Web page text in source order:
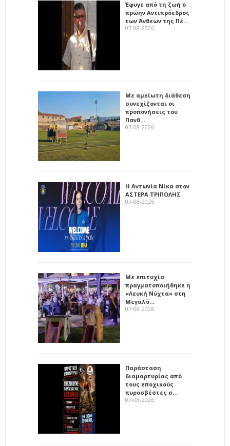
Έφυγε από τη ζωή ο
πρώην Αντιπρόεδρος
των Άνθεων της Πέ…
07-08-2026
Με αμείωτη διάθεση
συνεχίζονται οι
προπονήσεις του
Πανθ…
07-08-2026
Η Αντωνία Νίκα στον
ΑΣΤΕΡΑ ΤΡΙΠΟΛΗΣ
07-08-2026
Με επιτυχία
πραγματοποιήθηκε η
«Λευκή Νύχτα» στη
Μεγαλό…
07-08-2026
Παράσταση
διαμαρτυρίας από
τους εποχικούς
πυροσβέστες σ…
07-08-2026